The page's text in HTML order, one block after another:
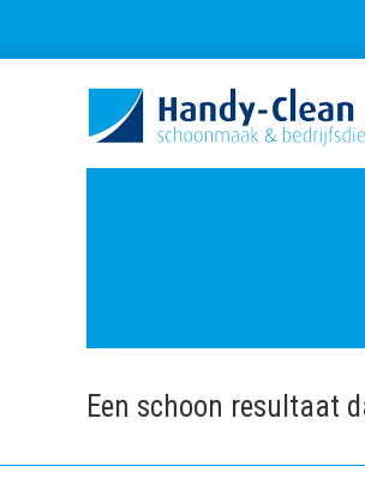
Een schoon resultaat